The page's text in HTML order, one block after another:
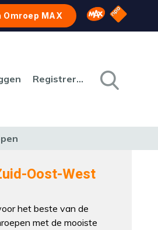
Omroep MAX Omroep MAX
NPO
Registreren
Oost-West
het beste van de
met de mooiste